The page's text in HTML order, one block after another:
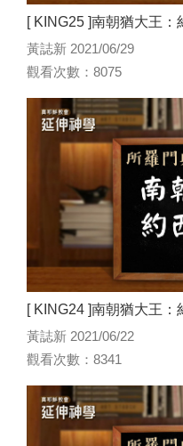
[ KING25 ]南朝猶大王：
黃誌新 2021/06/29
觀看次數：8075
[ KING24 ]南朝猶大王：
黃誌新 2021/06/22
觀看次數：8341